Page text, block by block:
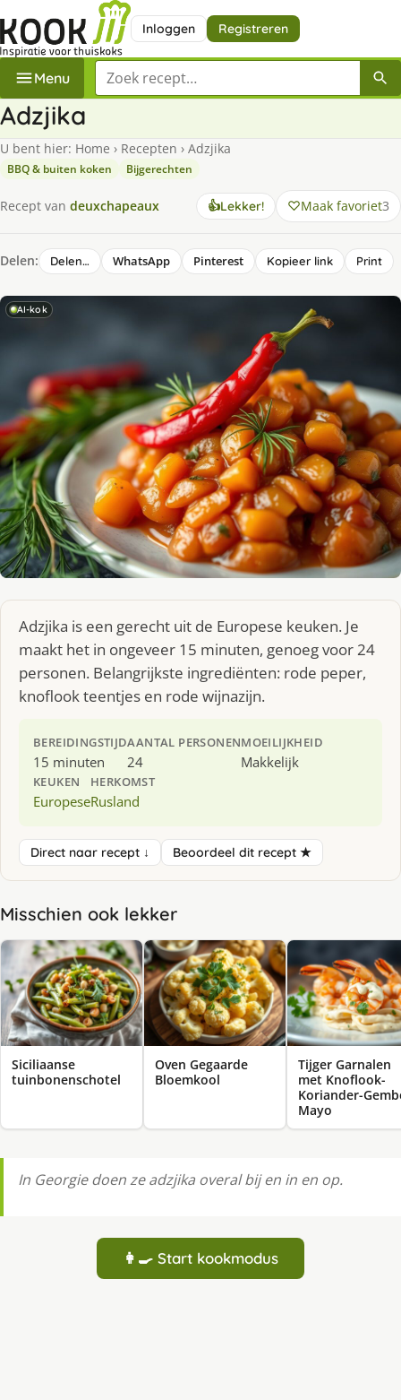
Inloggen Registreren
Menu Zoek een recept
Adzjika
U bent hier: Home › Recepten › Adzjika
BBQ & buiten koken Bijgerechten
Recept van deuxchapeaux 👍Lekker! Maak favoriet3
Delen: Delen… WhatsApp Pinterest Kopieer link Print
AI-kok
Adzjika is een gerecht uit de Europese keuken. Je
maakt het in ongeveer 15 minuten, genoeg voor 24
personen. Belangrijkste ingrediënten: rode peper,
knoflook teentjes en rode wijnazijn.
BEREIDINGSTIJD
15 minuten
AANTAL PERSONEN
24
MOEILIJKHEID
Makkelijk
KEUKEN
Europese
HERKOMST
Rusland
Direct naar recept ↓ Beoordeel dit recept ★
Misschien ook lekker
Siciliaanse
tuinbonenschotel
Oven Gegaarde
Bloemkool
Tijger Garnalen
met Knoflook-
Koriander-
Mayo
In Georgie doen ze adzjika overal bij en in en op.
👩‍🍳 Start kookmodus